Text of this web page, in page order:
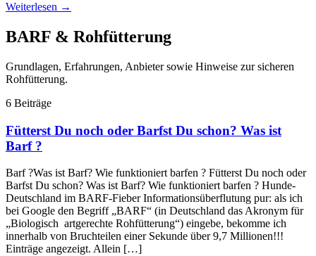
Weiterlesen →
BARF & Rohfütterung
Grundlagen, Erfahrungen, Anbieter sowie Hinweise zur sicheren
Rohfütterung.
6 Beiträge
Fütterst Du noch oder Barfst Du schon? Was ist
Barf ?
Barf ?Was ist Barf? Wie funktioniert barfen ? Fütterst Du noch oder
Barfst Du schon? Was ist Barf? Wie funktioniert barfen ? Hunde-
Deutschland im BARF-Fieber Informationsüberflutung pur: als ich
bei Google den Begriff „BARF“ (in Deutschland das Akronym für
„Biologisch artgerechte Rohfütterung“) eingebe, bekomme ich
innerhalb von Bruchteilen einer Sekunde über 9,7 Millionen!!!
Einträge angezeigt. Allein […]